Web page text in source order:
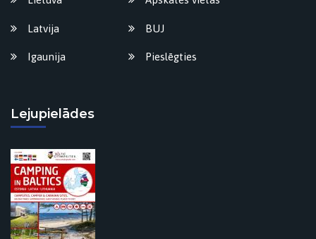
Latvija
Igaunija
BUJ
Pieslēgties
Lejupielādes